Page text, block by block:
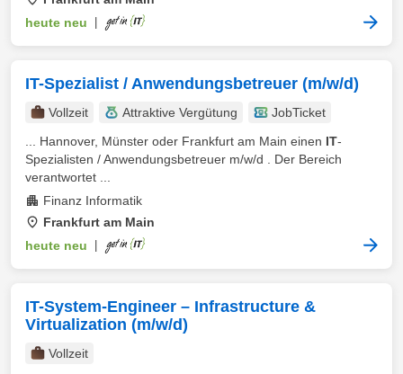
heute neu
IT-Spezialist / Anwendungsbetreuer (m/w/d)
Vollzeit Attraktive Vergütung
JobTicket
... Hannover, Münster oder Frankfurt am Main einen IT-
Spezialisten / Anwendungsbetreuer m/w/d . Der Bereich
verantwortet ...
Finanz Informatik
Frankfurt am Main
heute neu
IT-System-Engineer – Infrastructure &
Virtualization (m/w/d)
Vollzeit